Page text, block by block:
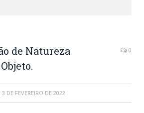
de Natureza
0
3 DE FEVEREIRO DE 2022